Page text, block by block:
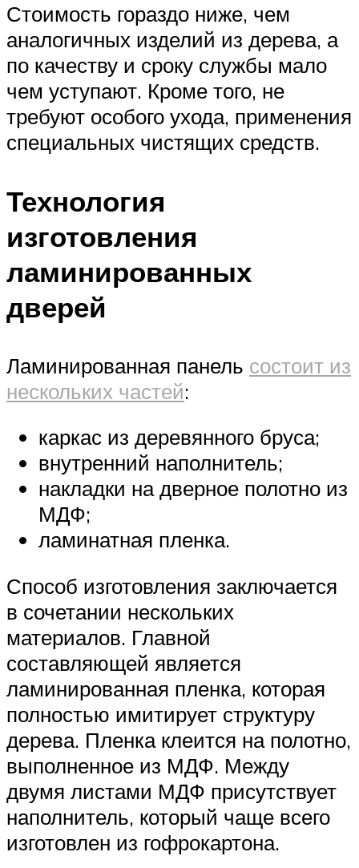
Стоимость гораздо ниже, чем
аналогичных изделий из дерева, а
по качеству и сроку службы мало
чем уступают. Кроме того, не
требуют особого ухода, применения
специальных чистящих средств.
Технология
изготовления
ламинированных
дверей
Ламинированная панель состоит из
нескольких частей:
каркас из деревянного бруса;
внутренний наполнитель;
накладки на дверное полотно из
МДФ;
ламинатная пленка.
Способ изготовления заключается
в сочетании нескольких
материалов. Главной
составляющей является
ламинированная пленка, которая
полностью имитирует структуру
дерева. Пленка клеится на полотно,
выполненное из МДФ. Между
двумя листами МДФ присутствует
наполнитель, который чаще всего
изготовлен из гофрокартона.